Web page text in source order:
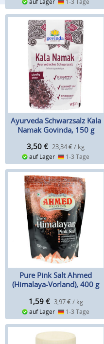
auf Lager 1-3 Tage
Ayurveda Schwarzsalz Kala
Namak Govinda, 150 g
3,50 € 23,34 € / kg
auf Lager 1-3 Tage
Pure Pink Salt Ahmed
(Himalaya-Vorland), 400 g
1,59 € 3,97 € / kg
auf Lager 1-3 Tage